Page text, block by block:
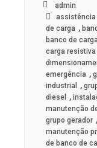
admin
assistência
de carga ,
banco de
carga resistiva
emergência ,
industrial
,
diesel
,
manutenção
grupo gerador ,
manutenção
de banco de